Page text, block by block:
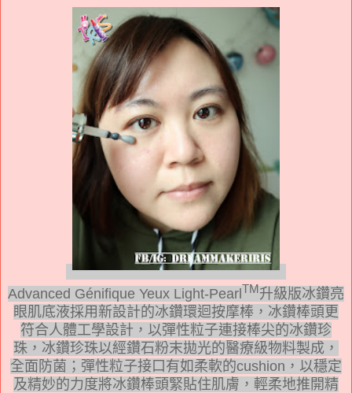
Advanced Génifique Yeux Light-PearlTM升級版冰鑽亮
眼肌底液採用新設計的冰鑽環迴按摩棒，冰鑽棒頭更
符合人體工學設計，以彈性粒子連接棒尖的冰鑽珍
珠，冰鑽珍珠以經鑽石粉末拋光的醫療級物料製成，
全面防菌；彈性粒子接口有如柔軟的cushion ，以穩定
及精妙的力度將冰鑽棒頭緊貼住肌膚，輕柔地推開精